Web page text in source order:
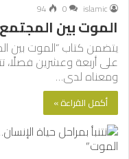
islamic
0
94
الموت بين
يتضمن كتاب “الموت بين
على أربعة وعشرين فصلًا،
ومعناه لدى…
أكمل القراءة »